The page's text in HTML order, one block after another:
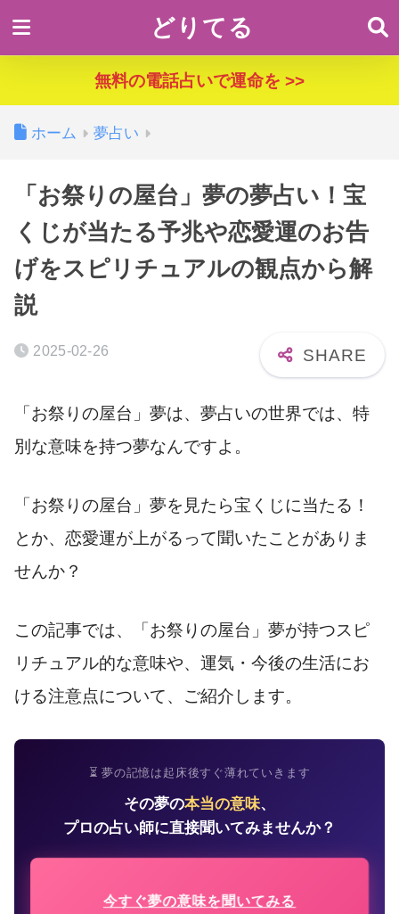
どりてる
無料の電話占いで運命を >>
ホーム 夢占い
「お祭りの屋台」夢の夢占い！宝
くじが当たる予兆や恋愛運のお告
げをスピリチュアルの観点から解
説
2025-02-26
「お祭りの屋台」夢は、夢占いの世界では、特
別な意味を持つ夢なんですよ。
「お祭りの屋台」夢を見たら宝くじに当たる！
とか、恋愛運が上がるって聞いたことがありま
せんか？
この記事では、「お祭りの屋台」夢が持つスピ
リチュアル的な意味や、運気・今後の生活にお
ける注意点について、ご紹介します。
⏳ 夢の記憶は起床後すぐ薄れていきます
その夢の本当の意味、
プロの占い師に直接聞いてみませんか？
今すぐ夢の意味を聞いてみる